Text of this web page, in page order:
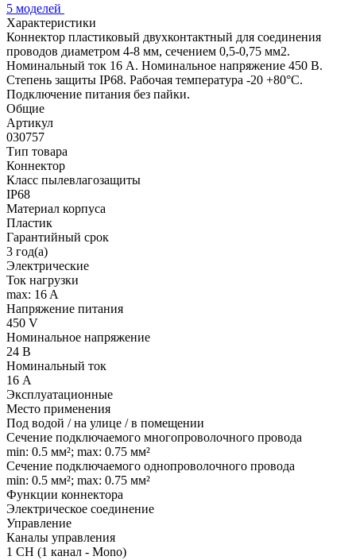
5 моделей
Характеристики
Коннектор пластиковый двухконтактный для соединения
проводов диаметром 4-8 мм, сечением 0,5-0,75 мм2.
Номинальный ток 16 А. Номинальное напряжение 450 В.
Степень защиты IP68. Рабочая температура -20 +80°С.
Подключение питания без пайки.
Общие
Артикул
030757
Тип товара
Коннектор
Класс пылевлагозащиты
IP68
Материал корпуса
Пластик
Гарантийный срок
3 год(а)
Электрические
Ток нагрузки
max: 16 A
Напряжение питания
450 V
Номинальное напряжение
24 В
Номинальный ток
16 А
Эксплуатационные
Место применения
Под водой / на улице / в помещении
Сечение подключаемого многопроволочного провода
min: 0.5 мм²; max: 0.75 мм²
Сечение подключаемого однопроволочного провода
min: 0.5 мм²; max: 0.75 мм²
Функции коннектора
Электрическое соединение
Управление
Каналы управления
1 CH (1 канал - Mono)